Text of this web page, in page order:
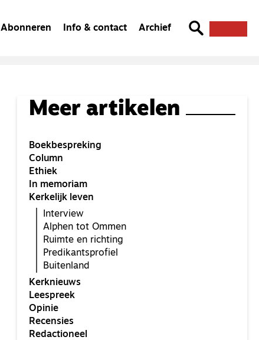
Abonneren Info & contact Archief
Meer artikelen
Boekbespreking
Column
Ethiek
In memoriam
Kerkelijk leven
Interview
Alphen tot Ommen
Ruimte en richting
Predikantsprofiel
Buitenland
Kerknieuws
Leespreek
Opinie
Recensies
Redactioneel